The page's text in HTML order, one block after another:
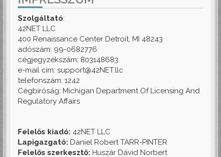
Szolgáltató:
42NET LLC
400 Renaissance Center Detroit, MI 48243
adószám: 99-0682776
cégjegyzékszám: 803148683
e-mail cím: support@42NET.llc
telefonszám: 1242
Cégbíróság: Michigan Department Of Licensing And
Regulatory Affairs
Felelős kiadó: 42NET LLC
Lapigazgató: Daniel Robert TARR-PINTER
Felelős szerkesztő: Huszár Dávid Norbert